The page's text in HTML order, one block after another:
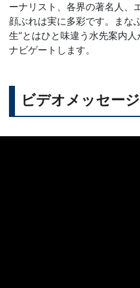
ーナリスト、各界の著名人、
顔ぶれは実に多彩です。まな
生”とはひと味違う水先案内
ナビゲートします。
ビデオメッセージ